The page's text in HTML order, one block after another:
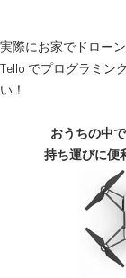
実際にお家でドロー
Tello でプログラミン
い！
おうちの中
持ち運びに便